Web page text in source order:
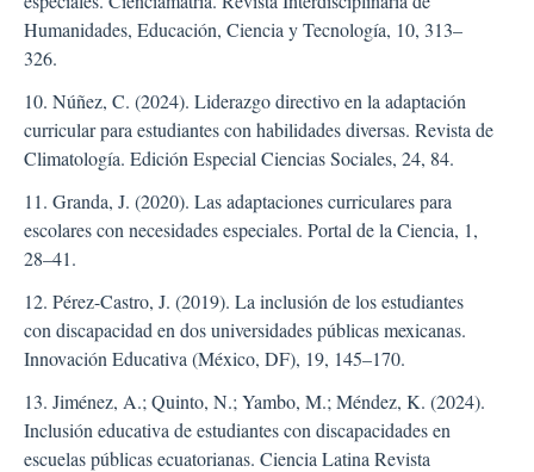
Humanidades, Educación, Ciencia y Tecnología, 10, 313–
326.
10. Núñez, C. (2024). Liderazgo directivo en la adaptación
curricular para estudiantes con habilidades diversas. Revista de
Climatología. Edición Especial Ciencias Sociales, 24, 84.
11. Granda, J. (2020). Las adaptaciones curriculares para
escolares con necesidades especiales. Portal de la Ciencia, 1,
28–41.
12. Pérez-Castro, J. (2019). La inclusión de los estudiantes
con discapacidad en dos universidades públicas mexicanas.
Innovación Educativa (México, DF), 19, 145–170.
13. Jiménez, A.; Quinto, N.; Yambo, M.; Méndez, K. (2024).
Inclusión educativa de estudiantes con discapacidades en
escuelas públicas ecuatorianas. Ciencia Latina Revista